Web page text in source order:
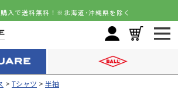
入で送料無料！ ※北海道･沖縄県を除く
Tシャツ
半袖